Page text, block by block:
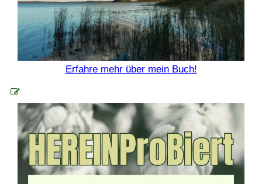
Erfahre mehr über mein Buch!